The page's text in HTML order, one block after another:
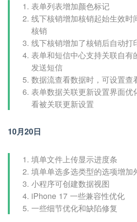
表单列表增加颜色标记
线下核销增加核销起始生效时
核销
线下核销增加了核销后自动打
表单和短信中心支持关联自有
发送短信
数据流查看数据时，可设置查
表单数据关联更新设置界面优
看被关联更新设置
10月20日
填单文件上传显示进度条
填单单选多选类型的选项增加
小程序可创建数据视图
iPhone 17 一些兼容性优化
一些细节优化和缺陷修复